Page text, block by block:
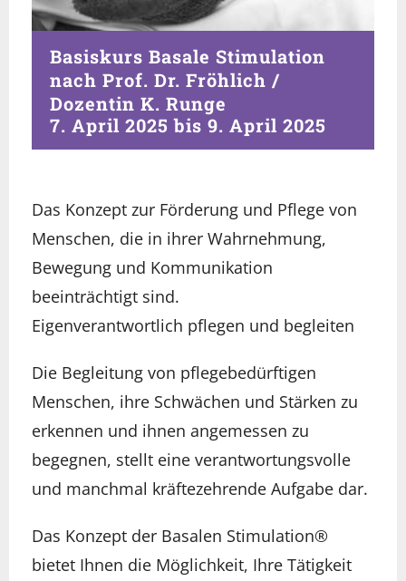
Basiskurs Basale Stimulation
nach Prof. Dr. Fröhlich /
Dozentin K. Runge
7. April 2025 bis 9. April 2025
Das Konzept zur Förderung und Pflege von
Menschen, die in ihrer Wahrnehmung,
Bewegung und Kommunikation
beeinträchtigt sind.
Eigenverantwortlich pflegen und begleiten
Die Begleitung von pflegebedürftigen
Menschen, ihre Schwächen und Stärken zu
erkennen und ihnen angemessen zu
begegnen, stellt eine verantwortungsvolle
und manchmal kräftezehrende Aufgabe dar.
Das Konzept der Basalen Stimulation®
bietet Ihnen die Möglichkeit, Ihre Tätigkeit